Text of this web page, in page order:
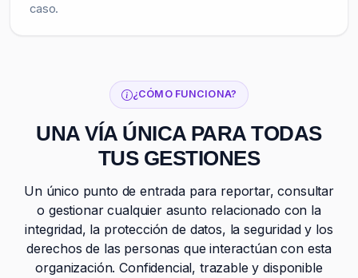
caso.
¿CÓMO FUNCIONA?
UNA VÍA ÚNICA PARA TODAS
TUS GESTIONES
Un único punto de entrada para reportar, consultar
o gestionar cualquier asunto relacionado con la
integridad, la protección de datos, la seguridad y los
derechos de las personas que interactúan con esta
organización. Confidencial, trazable y disponible